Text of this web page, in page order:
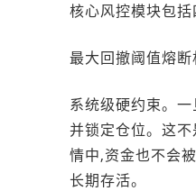
核心风控模块包
最大回撤阈值熔断
系统级硬约束。
并锁定仓位。这
情中,资金也不会
长期存活。